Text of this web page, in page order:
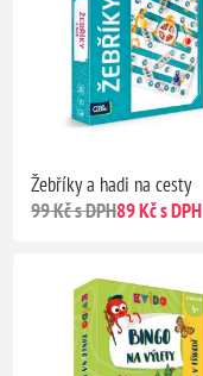
Žebříky a hadi na cesty
99 Kč s DPH89 Kč s DPH